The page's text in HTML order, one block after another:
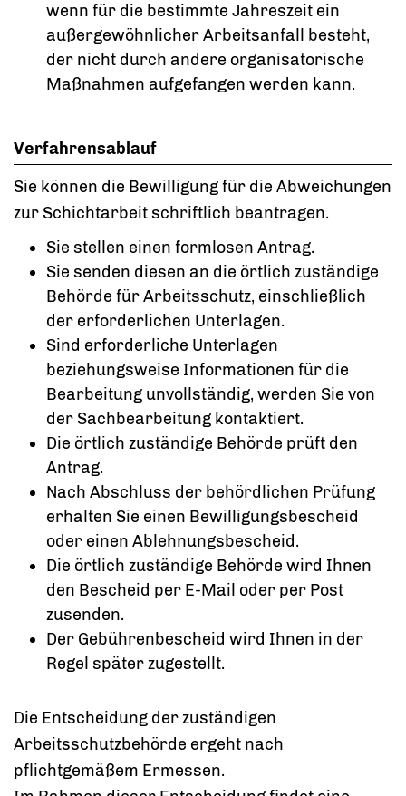
wenn für die bestimmte Jahreszeit ein
außergewöhnlicher Arbeitsanfall besteht,
der nicht durch andere organisatorische
Maßnahmen aufgefangen werden kann.
Verfahrensablauf
Sie können die Bewilligung für die Abweichungen
zur Schichtarbeit schriftlich beantragen.
Sie stellen einen formlosen Antrag.
Sie senden diesen an die örtlich zuständige
Behörde für Arbeitsschutz, einschließlich
der erforderlichen Unterlagen.
Sind erforderliche Unterlagen
beziehungsweise Informationen für die
Bearbeitung unvollständig, werden Sie von
der Sachbearbeitung kontaktiert.
Die örtlich zuständige Behörde prüft den
Antrag.
Nach Abschluss der behördlichen Prüfung
erhalten Sie einen Bewilligungsbescheid
oder einen Ablehnungsbescheid.
Die örtlich zuständige Behörde wird Ihnen
den Bescheid per E-Mail oder per Post
zusenden.
Der Gebührenbescheid wird Ihnen in der
Regel später zugestellt.
Die Entscheidung der zuständigen
Arbeitsschutzbehörde ergeht nach
pflichtgemäßem Ermessen.